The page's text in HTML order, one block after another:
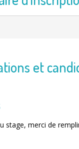
et
stage, merci de